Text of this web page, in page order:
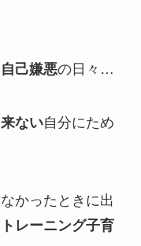
自己嫌悪の日々…
ない自分にため
かったときに出
レーニング子育